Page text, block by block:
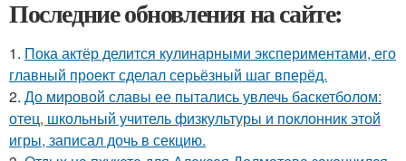
Последние обновления на сайте:
1. Пока актёр делится кулинарными экспериментами, его
главный проект сделал серьёзный шаг вперёд.
2. До мировой славы ее пытались увлечь баскетболом:
отец, школьный учитель физкультуры и поклонник этой
игры, записал дочь в секцию.